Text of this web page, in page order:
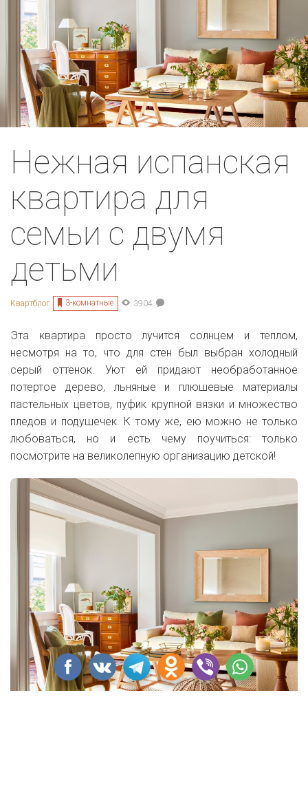
Нежная испанская
квартира для
семьи с двумя
детьми
Квартблог 3-комнатные 3904
Эта квартира просто лучится солнцем и теплом,
несмотря на то, что для стен был выбран холодный
серый оттенок. Уют ей придают необработанное
потертое дерево, льняные и плюшевые материалы
пастельных цветов, пуфик крупной вязки и множество
пледов и подушечек. К тому же, ею можно не только
любоваться, но и есть чему поучиться: только
посмотрите на великолепную организацию детской!